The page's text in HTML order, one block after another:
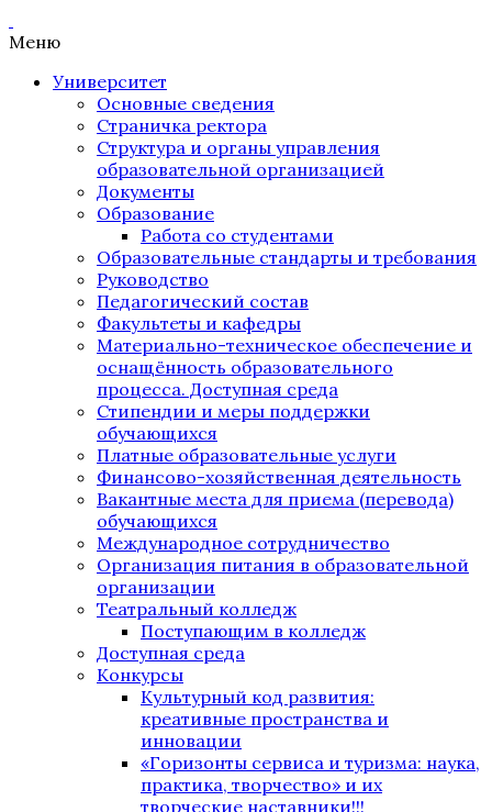
Меню
Университет
Основные сведения
Страничка ректора
Структура и органы управления
образовательной организацией
Документы
Образование
Работа со студентами
Образовательные стандарты и требования
Руководство
Педагогический состав
Факультеты и кафедры
Материально-техническое обеспечение и
оснащённость образовательного
процесса. Доступная среда
Стипендии и меры поддержки
обучающихся
Платные образовательные услуги
Финансово-хозяйственная деятельность
Вакантные места для приема (перевода)
обучающихся
Международное сотрудничество
Организация питания в образовательной
организации
Театральный колледж
Поступающим в колледж
Доступная среда
Конкурсы
Культурный код развития:
креативные пространства и
инновации
«Горизонты сервиса и туризма: наука,
практика, творчество» и их
творческие наставники!!!